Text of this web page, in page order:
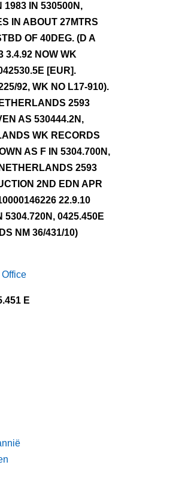
1983 IN 530500N,
IN ABOUT 27MTRS
OF 40DEG. (D A
3.4.92 NOW WK
[EUR].
92, WK NO L17-910).
2593
AS 530444.2N,
WK RECORDS
AS F IN 5304.700N,
2593
2ND EDN APR
22.9.10
5304.720N, 0425.450E
NM 36/431/10)
E